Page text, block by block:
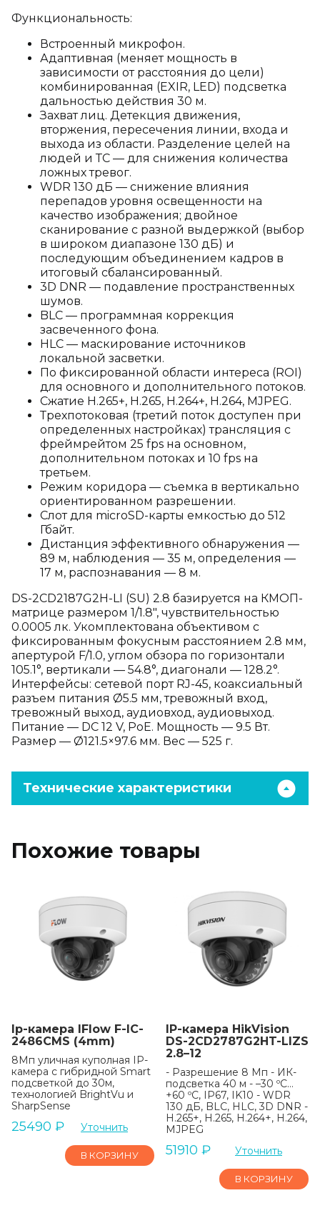
Функциональность:
Встроенный микрофон.
Адаптивная (меняет мощность в
зависимости от расстояния до цели)
комбинированная (EXIR, LED) подсветка
дальностью действия 30 м.
Захват лиц. Детекция движения,
вторжения, пересечения линии, входа и
выхода из области. Разделение целей на
людей и ТС — для снижения количества
ложных тревог.
WDR 130 дБ — снижение влияния
перепадов уровня освещенности на
качество изображения; двойное
сканирование с разной выдержкой (выбор
в широком диапазоне 130 дБ) и
последующим объединением кадров в
итоговый сбалансированный.
3D DNR — подавление пространственных
шумов.
BLC — программная коррекция
засвеченного фона.
HLC — маскирование источников
локальной засветки.
По фиксированной области интереса (ROI)
для основного и дополнительного потоков.
Сжатие H.265+, H.265, H.264+, H.264, MJPEG.
Трехпотоковая (третий поток доступен при
определенных настройках) трансляция с
фреймрейтом 25 fps на основном,
дополнительном потоках и 10 fps на
третьем.
Режим коридора — съемка в вертикально
ориентированном разрешении.
Слот для microSD-карты емкостью до 512
Гбайт.
Дистанция эффективного обнаружения —
89 м, наблюдения — 35 м, определения —
17 м, распознавания — 8 м.
DS-2CD2187G2H-LI (SU) 2.8 базируется на КМОП-
матрице размером 1/1.8", чувствительностью
0.0005 лк. Укомплектована объективом с
фиксированным фокусным расстоянием 2.8 мм,
апертурой F/1.0, углом обзора по горизонтали
105.1°, вертикали — 54.8°, диагонали — 128.2°.
Интерфейсы: сетевой порт RJ-45, коаксиальный
разъем питания Ø5.5 мм, тревожный вход,
тревожный выход, аудиовход, аудиовыход.
Питание — DC 12 V, PoE. Мощность — 9.5 Вт.
Размер — Ø121.5×97.6 мм. Вес — 525 г.
Технические характеристики
Похожие товары
Ip-камера IFlow F-IC-
2486CMS (4mm)
8Мп уличная куполная IP-
камера с гибридной Smart
подсветкой до 30м,
технологией BrightVu и
SharpSense
25490 ₽ Уточнить
В КОРЗИНУ
IP-камера HikVision
DS-2CD2787G2HT-LIZS
2.8–12
- Разрешение 8 Мп - ИК-
подсветка 40 м - –30 ºC…
+60 ºC, IP67, IK10 - WDR
130 дБ, BLC, HLC, 3D DNR -
H.265+, H.265, H.264+, H.264,
MJPEG
51910 ₽ Уточнить
В КОРЗИНУ